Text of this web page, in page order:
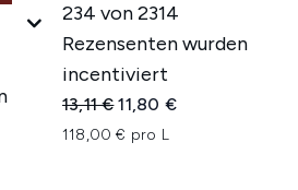
234 von 2314
Rezensenten wurden
incentiviert
Unverbindliche
13,11 €Aktueller Preis:
11,80 €
118,00 € pro L